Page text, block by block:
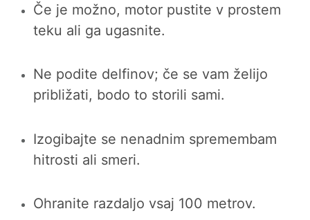
Če je možno, motor pustite v prostem
teku ali ga ugasnite.
Ne podite delfinov; če se vam želijo
približati, bodo to storili sami.
Izogibajte se nenadnim spremembam
hitrosti ali smeri.
Ohranite razdaljo vsaj 100 metrov.